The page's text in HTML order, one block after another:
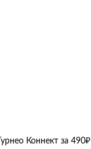
Коннект за 490₽